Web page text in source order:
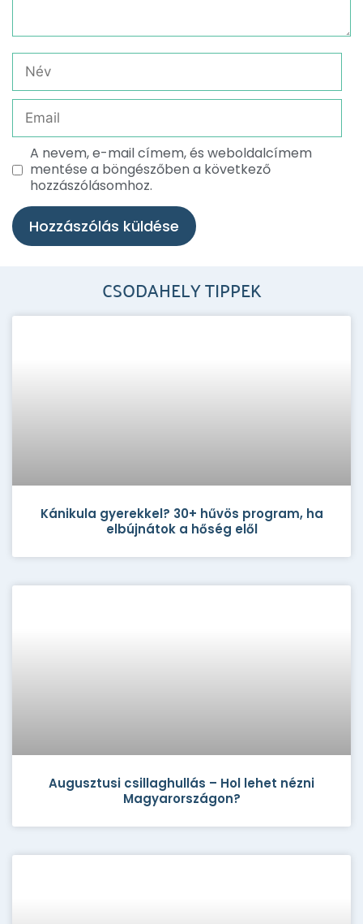
A nevem, e-mail címem, és weboldalcímem
mentése a böngészőben a következő
hozzászólásomhoz.
CSODAHELY TIPPEK
Kánikula gyerekkel? 30+ hűvös program, ha
elbújnátok a hőség elől
Augusztusi csillaghullás – Hol lehet nézni
Magyarországon?